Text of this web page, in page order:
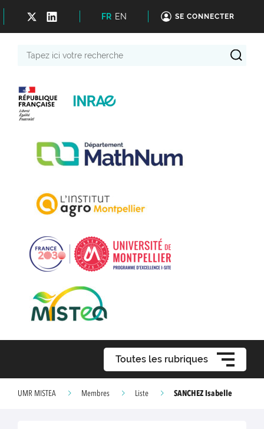
FR EN SE CONNECTER
Toutes les rubriques
UMR MISTEA Membres Liste SANCHEZ Isabelle